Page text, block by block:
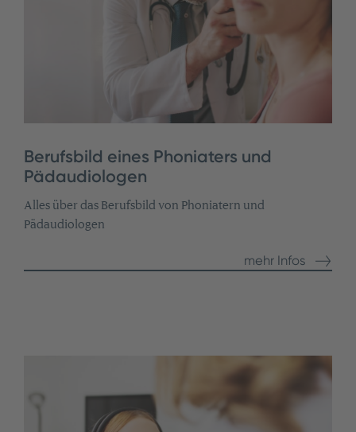
Berufsbild eines Phoniaters und
Pädaudiologen
Alles über das Berufsbild von Phoniatern und
Pädaudiologen
mehr Infos